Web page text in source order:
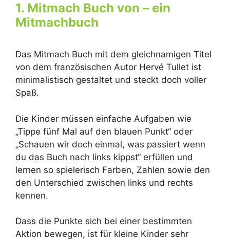
1. Mitmach Buch von – ein
Mitmachbuch
Das Mitmach Buch mit dem gleichnamigen Titel
von dem französischen Autor Hervé Tullet ist
minimalistisch gestaltet und steckt doch voller
Spaß.
Die Kinder müssen einfache Aufgaben wie
„Tippe fünf Mal auf den blauen Punkt“ oder
„Schauen wir doch einmal, was passiert wenn
du das Buch nach links kippst“ erfüllen und
lernen so spielerisch Farben, Zahlen sowie den
den Unterschied zwischen links und rechts
kennen.
Dass die Punkte sich bei einer bestimmten
Aktion bewegen, ist für kleine Kinder sehr